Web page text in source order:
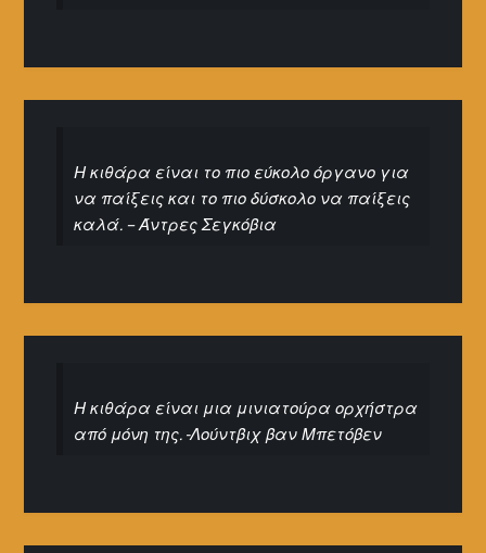
Η κιθάρα είναι το πιο εύκολο όργανο για
να παίξεις και το πιο δύσκολο να παίξεις
καλά. – Άντρες Σεγκόβια
Η κιθάρα είναι μια μινιατούρα ορχήστρα
από μόνη της. -Λούντβιχ βαν Μπετόβεν